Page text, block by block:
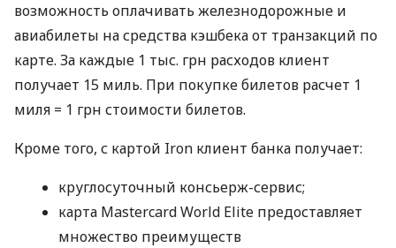
возможность оплачивать железнодорожные и
авиабилеты на средства кэшбека от транзакций по
карте. За каждые 1 тыс. грн расходов клиент
получает 15 миль. При покупке билетов расчет 1
миля = 1 грн стоимости билетов.
Кроме того, с картой Iron клиент банка получает:
круглосуточный консьерж-сервис;
карта Mastercard World Elite предоставляет
множество преимуществ